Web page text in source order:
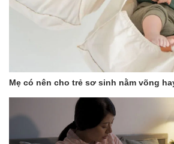
Mẹ có nên cho trẻ sơ sinh nằm võng